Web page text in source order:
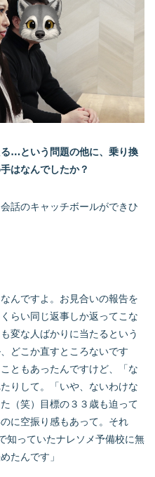
…という問題の他に、乗り換
はなんでしたか？
話のキャッチボールができひ
んですよ。お見合いの報告を
らい同じ返事しか返ってこな
変な人ばかりに当たるという
どこか直すところないです
ともあったんですけど、「な
りして。「いや、ないわけな
（笑）目標の３３歳も迫って
に空振り感もあって。それ
知っていたナレソメ予備校に無
たんです」